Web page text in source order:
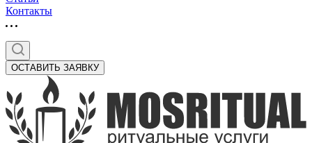
Контакты
ОСТАВИТЬ ЗАЯВКУ